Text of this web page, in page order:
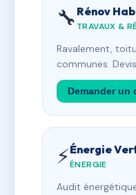
🔧 Rénov
TRAVAUX &
Ravalement,
communes.
Demander un
⚡Énergie
ÉNERGIE
Audit